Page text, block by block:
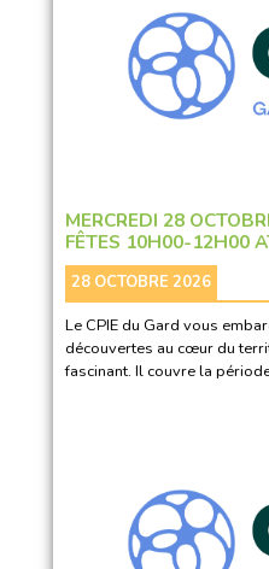
MERCREDI 28
FÊTES 10H00-12H00
28 OCTOBRE 2026
Le CPIE du Gard vous
découvertes au cœur du
fascinant. Il couvre la